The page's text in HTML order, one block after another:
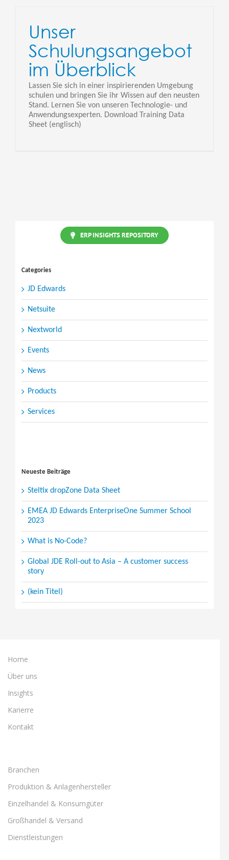
Unser
Schulungsangebot
im Überblick
Lassen Sie sich in einer inspirierenden Umgebung
schulen und bringen Sie ihr Wissen auf den neusten
Stand. Lernen Sie von unseren Technologie- und
Anwendungsexperten. Download Training Data
Sheet (englisch)
ERP INSIGHTS REPOSITORY
Categories
JD Edwards
Netsuite
Nextworld
Events
News
Products
Services
Neueste Beiträge
Steltix dropZone Data Sheet
EMEA JD Edwards EnterpriseOne Summer School
2023
What is No-Code?
Global JDE Roll-out to Asia – A customer success
story
(kein Titel)
Home
Über uns
Insights
Karierre
Kontakt
Branchen
Produktion & Anlagenhersteller
Einzelhandel & Konsumgüter
Großhandel & Versand
Dienstleistungen